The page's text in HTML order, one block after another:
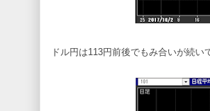
ドル円は113円前後でもみ合いが続い